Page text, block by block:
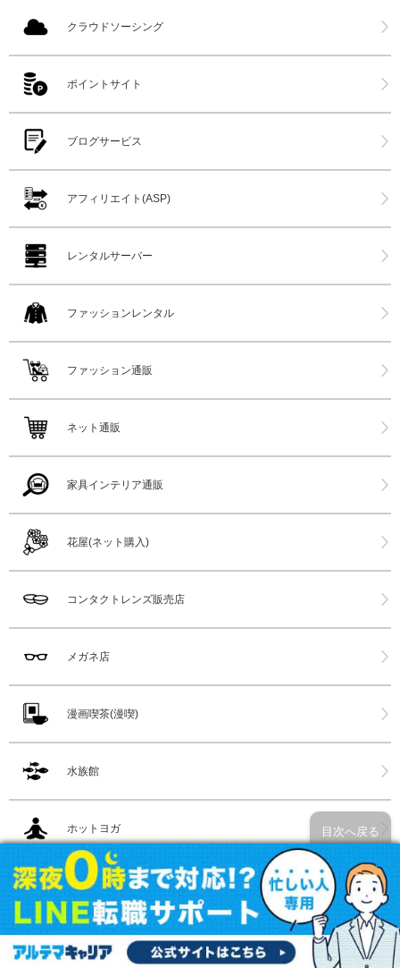
クラウドソーシング
ポイントサイト
ブログサービス
アフィリエイト(ASP)
レンタルサーバー
ファッションレンタル
ファッション通販
ネット通販
家具インテリア通販
花屋(ネット購入)
コンタクトレンズ販売店
メガネ店
漫画喫茶(漫喫)
水族館
ホットヨガ
スポーツクラブ
都内サウナ
目次へ戻る